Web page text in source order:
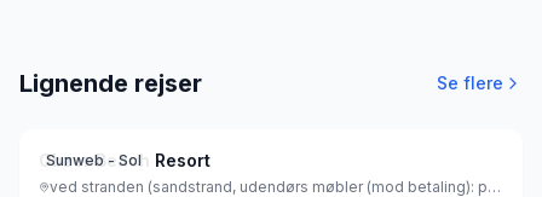
Lignende rejser Se flere
Sunweb - Sol
Obzor Beach Resort
ved stranden (sandstrand, udendørs møbler (mod betaling): parasol, liggestole), Bulgarien